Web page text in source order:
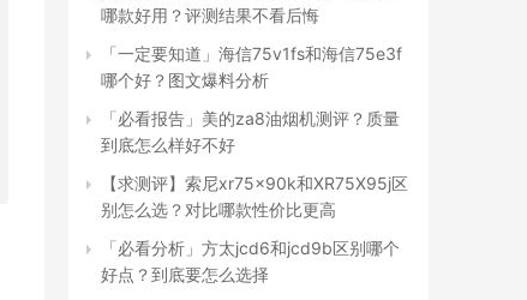
哪款好用？评测结果不看后悔
「一定要知道」海信75v1fs和海信75e3f
哪个好？图文爆料分析
「必看报告」美的za8油烟机测评？质量
到底怎么样好不好
【求测评】索尼xr75x90k和XR75X95j区
别怎么选？对比哪款性价比更高
「必看分析」方太jcd6和jcd9b区别哪个
好点？到底要怎么选择